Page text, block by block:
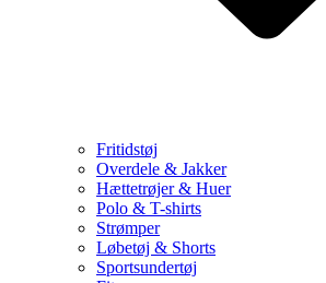
Fritidstøj
Overdele & Jakker
Hættetrøjer & Huer
Polo & T-shirts
Strømper
Løbetøj & Shorts
Sportsundertøj